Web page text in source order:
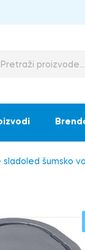
sladoled šumsko